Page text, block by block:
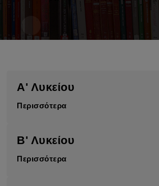
Α' Λυκείου
Περισσότερα
Β' Λυκείου
Περισσότερα